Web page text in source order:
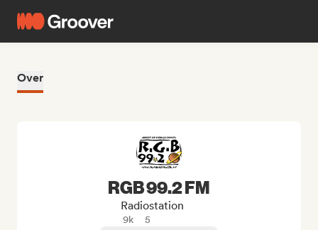
Over
RGB 99.2 FM
Radiostation
9k
5